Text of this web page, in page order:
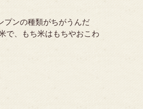
プンの種類がちがうんだ
で、もち米はもちやおこわ